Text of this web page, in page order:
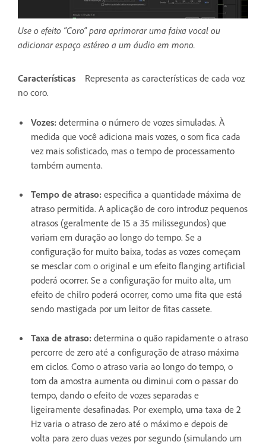
Use o efeito “Coro” para aprimorar uma faixa vocal ou
adicionar espaço estéreo a um áudio em mono.
Características
Representa as características de cada voz
no coro.
Vozes: determina o número de vozes simuladas. À
medida que você adiciona mais vozes, o som fica cada
vez mais sofisticado, mas o tempo de processamento
também aumenta.
Tempo de atraso: especifica a quantidade máxima de
atraso permitida. A aplicação de coro introduz pequenos
atrasos (geralmente de 15 a 35 milissegundos) que
variam em duração ao longo do tempo. Se a
configuração for muito baixa, todas as vozes começam
se mesclar com o original e um efeito flanging artificial
poderá ocorrer. Se a configuração for muito alta, um
efeito de chilro poderá ocorrer, como uma fita que está
sendo mastigada por um leitor de fitas cassete.
Taxa de atraso: determina o quão rapidamente o atraso
percorre de zero até a configuração de atraso máxima
em ciclos. Como o atraso varia ao longo do tempo, o
tom da amostra aumenta ou diminui com o passar do
tempo, dando o efeito de vozes separadas e
ligeiramente desafinadas. Por exemplo, uma taxa de 2
Hz varia o atraso de zero até o máximo e depois de
volta para zero duas vezes por segundo (simulando um